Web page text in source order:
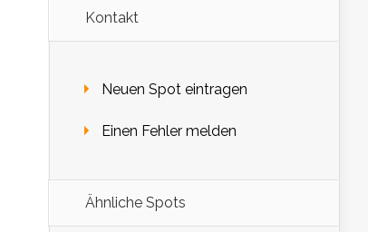
Kontakt
Neuen Spot eintragen
Einen Fehler melden
Ähnliche Spots